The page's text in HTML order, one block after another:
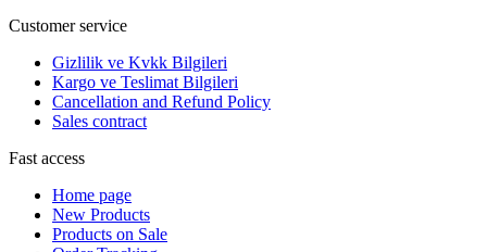
Customer service
Gizlilik ve Kvkk Bilgileri
Kargo ve Teslimat Bilgileri
Cancellation and Refund Policy
Sales contract
Fast access
Home page
New Products
Products on Sale